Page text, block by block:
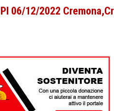
06/12/2022